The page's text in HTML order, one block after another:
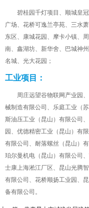
碧桂园千灯项目、顺城皇
广场、花桥可逸兰亭苑、三水
东区、康城花园、摩卡小镇、
南、鑫湖坊、新华舍、巴城神
名城、光大花园 ；
工业项目：
周庄远望谷物联网产业园
械制造有限公司、乐庭工业（
斯油压工业（昆山）有限公司
园、优德精密工业（昆山）有
有限公司、耐落螺丝（昆山）
珀尔曼机电（昆山）有限公司
士康上海淞江厂区、昆山光腾
有限公司、花桥顺扬工业园、
备有限公司。